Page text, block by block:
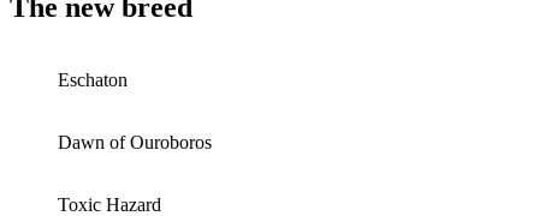
The new breed
Eschaton
Dawn of Ouroboros
Toxic Hazard